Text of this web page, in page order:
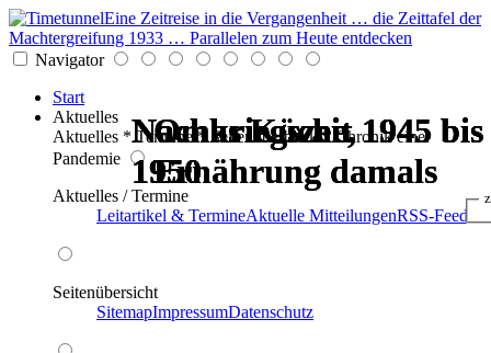
Eine Zeitreise in die Vergangenheit … die Zeittafel der
Machtergreifung 1933 … Parallelen zum Heute entdecken
Navigator
Start
Aktuelles
Aktuelles * Termine * Seitenüberblick * Chronik einer
Pandemie
Aktuelles / Termine
Leitartikel & TermineAktuelle MitteilungenRSS-Feed
Seitenübersicht
SitemapImpressumDatenschutz
Nachkriegszeit 1945 bis
1950
Omas Küche,
Ernährung damals
Nachkriegszeit 1945 bis
1950
Nachkriegszeit 1945 bis
1950
Omas Küche,
Ernährung damals
Nachkriegszeit 1945 bis
1950